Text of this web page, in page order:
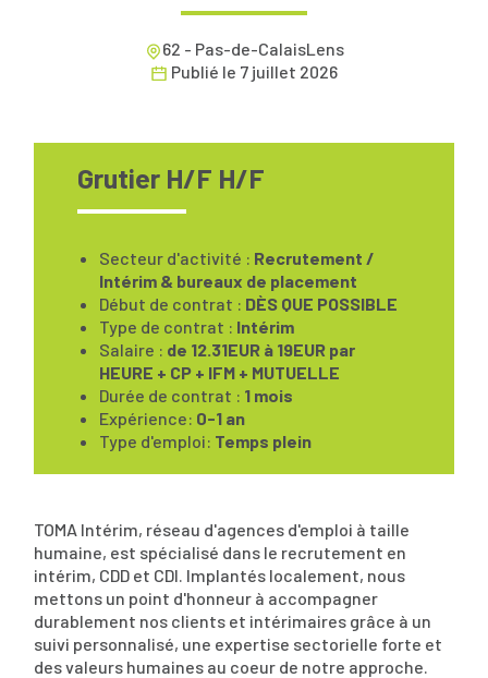
62 - Pas-de-CalaisLens
Publié le 7 juillet 2026
Grutier H/F H/F
Secteur d'activité : Recrutement /
Intérim & bureaux de placement
Début de contrat : DÈS QUE POSSIBLE
Type de contrat : Intérim
Salaire : de 12.31EUR à 19EUR par
HEURE + CP + IFM + MUTUELLE
Durée de contrat : 1 mois
Expérience: 0-1 an
Type d'emploi: Temps plein
TOMA Intérim, réseau d'agences d'emploi à taille
humaine, est spécialisé dans le recrutement en
intérim, CDD et CDI. Implantés localement, nous
mettons un point d'honneur à accompagner
durablement nos clients et intérimaires grâce à un
suivi personnalisé, une expertise sectorielle forte et
des valeurs humaines au coeur de notre approche.